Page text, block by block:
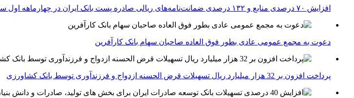
افزایش ۷۰ درصدی منابع و ۱۳۲ درصدی ضمانت‌نامه‌های ریالی صادره پست بانک ایران در چهارماهه اول سال 1405
دعوت به مجمع عمومی عادی بطور فوق العاده صاحبان سهام بانک کارآفرین
پرداخت افزون بر 32 هزار میلیارد ریال تسهیلات قرض الحسنه ازدواج و فرزندآوری توسط بانک کشاورزی